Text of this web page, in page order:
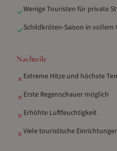
✓Wenige Touristen für private
✓Schildkröten-Saison in vollem
Nachteile
✗ Extreme Hitze und höchste
✗ Erste Regenschauer möglich
✗ Erhöhte Luftfeuchtigkeit
✗Viele touristische